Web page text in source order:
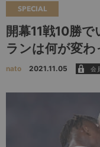
SPECIAL
開幕11戦10勝
ランは何が変わ
nato 2021.11.05